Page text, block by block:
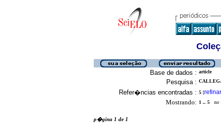
Base de dados : article
Pesquisa :
Refer�ncias encontradas : 5 [refinar
Mostrando: 1 .. 5 no
p�gina 1 de 1